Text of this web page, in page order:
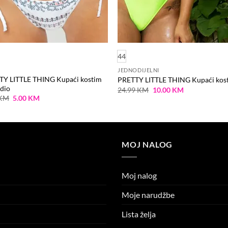
LITTLE THING Kupaći kostim
Original
5.00 KM
44
JEDNODIJELNI
PRETTY LITTLE THING Kupaći
24.99KM Original
10.00 KMCurrent
MOJ NALOG
Moj nalog
Moje narudžbe
Lista želja